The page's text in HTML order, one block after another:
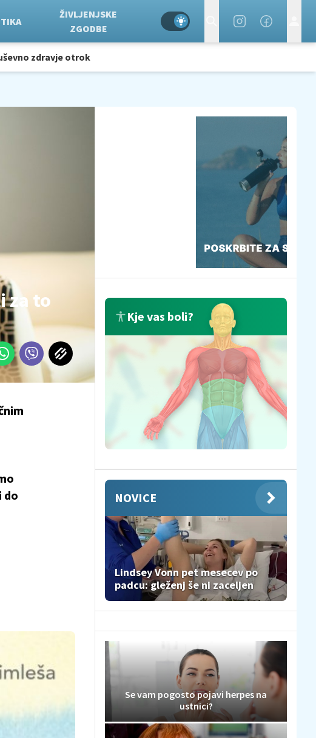
ŽIVLJENJSKE
ZGODBE
zdravje otrok
za to
do
Kje vas boli?
NOVICE
Lindsey Vonn pet mesecev po
padcu: gleženj še ni zaceljen
Se vam pogosto pojavi herpes na
ustnici?